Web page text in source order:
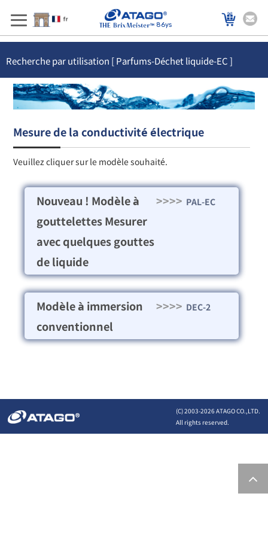
86ys
Recherche par utilisation [ Parfums-Déchet liquide-EC ]
Mesure de la conductivité électrique
Veuillez cliquer sur le modèle souhaité.
Nouveau ! Modèle à
gouttelettes Mesurer
avec quelques gouttes
de liquide
>>>> PAL-EC
Modèle à immersion
conventionnel
>>>> DEC-2
(C) 2003-2026 ATAGO CO.,LTD.
All rights reserved.